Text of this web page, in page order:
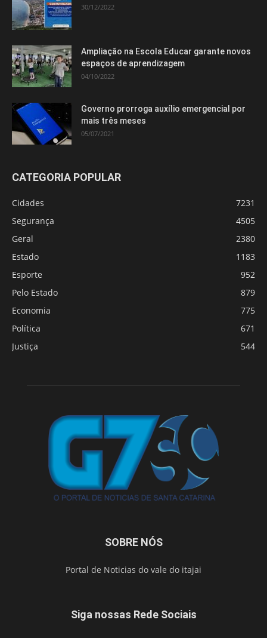
30/12/2022
Ampliação na Escola Educar garante novos
espaços de aprendizagem
04/10/2022
Governo prorroga auxílio emergencial por
mais três meses
05/07/2021
CATEGORIA POPULAR
Cidades
7231
Segurança
4505
Geral
2380
Estado
1183
Esporte
952
Pelo Estado
879
Economia
775
Política
671
Justiça
544
SOBRE NÓS
Portal de Noticias do vale do itajai
Siga nossas Rede Sociais